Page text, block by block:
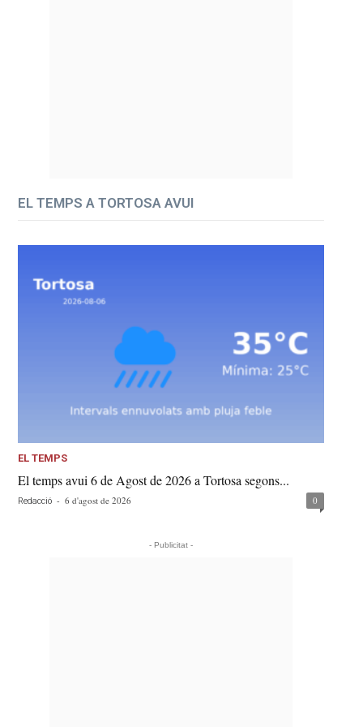
EL TEMPS A TORTOSA AVUI
EL TEMPS
El temps avui 6 de Agost de 2026 a Tortosa segons...
Redacció - 6 d'agost de 2026 0
- Publicitat -